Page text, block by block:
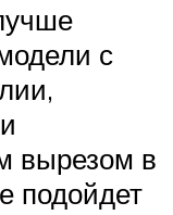
с
вырезом в
подойдет